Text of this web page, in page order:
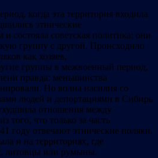
когда эта территория входила
этнические
состояла советская политика: они
группу с другой. Происходило
как хозяев,
группы в межвоенный период,
правда: меньшинства
Но волна насилия со
людей и депортациями в Сибирь
отношения между
того, что только за часть
году отвечают этнические поляки.
и на территориях, где
литовцы или румыны.